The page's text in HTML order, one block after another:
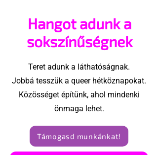
Hangot adunk a
sokszínűségnek
Teret adunk a láthatóságnak.
Jobbá tesszük a queer hétköznapokat.
Közösséget építünk, ahol mindenki
önmaga lehet.
Támogasd munkánkat!